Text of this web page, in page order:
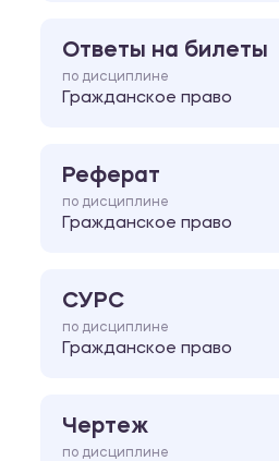
Ответы на билеты
по дисциплине
Гражданское право
Реферат
по дисциплине
Гражданское право
СУРС
по дисциплине
Гражданское право
Чертеж
по дисциплине